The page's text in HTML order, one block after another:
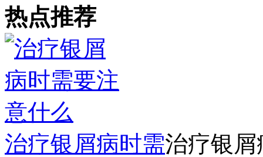
热点推荐
治疗银屑病时需治疗银